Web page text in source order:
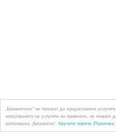
„Бисквитките“ ни помагат да предоставяме
използването на услугите ни приемате, че можем
използваме „бисквитки“. Научете повече